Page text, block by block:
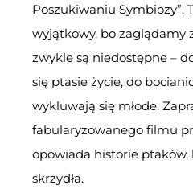
Poszukiwaniu Symbiozy”.
wyjątkowy, bo zaglądamy
zwykle są niedostępne –
się ptasie życie, do
wykluwają się młode.
fabularyzowanego filmu
opowiada historie
skrzydła.